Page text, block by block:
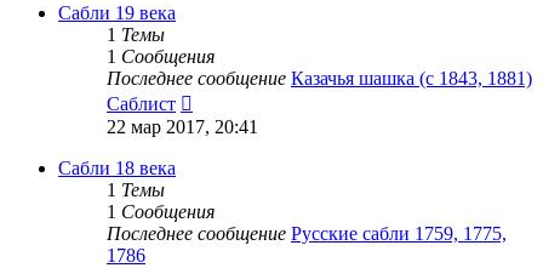
Сабли 19 века
1 Темы
1 Сообщения
Последнее сообщение Казачья шашка (с 1843, 1881)
Саблист
к
последнему
22 мар 2017, 20:41
Сабли 18 века
1 Темы
1 Сообщения
Последнее сообщение Русские сабли 1759, 1775,
1786